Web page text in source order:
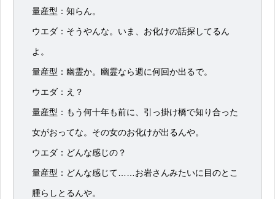
量産型：知らん。
ウエダ：そうやんな。いま、お化けの話探してるん
よ。
量産型：幽霊か。幽霊なら週に何回か出るで。
ウエダ：え？
量産型：もう何十年も前に、引っ掛け橋で知り合った
女がおってな。その女のお化けが出るんや。
ウエダ：どんな感じの？
量産型：どんな感じて……お岩さんみたいに目のとこ
腫らしとるんや。